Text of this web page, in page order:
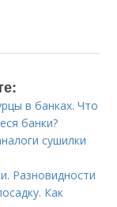
в банках. Что
банки?
сушилки
Разновидности
Как